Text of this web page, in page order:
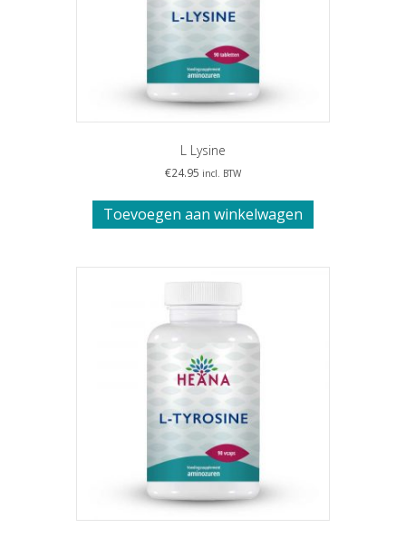
L Lysine
€24.95 incl. BTW
Toevoegen aan winkelwagen